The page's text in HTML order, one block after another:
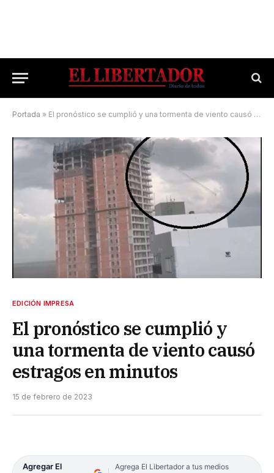
Portada » El pronóstico se cumplió y una tormenta de viento causó estragos en minutos
EDICIÓN IMPRESA
El pronóstico se cumplió y
una tormenta de viento causó
estragos en minutos
15 de febrero de 2023
Agregar El
Agrega El Libertador a tus medios